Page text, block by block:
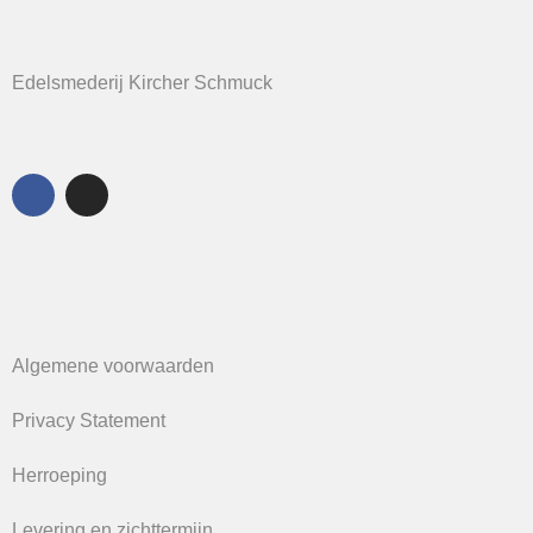
Edelsmederij Kircher Schmuck
Algemene voorwaarden
Privacy Statement
Herroeping